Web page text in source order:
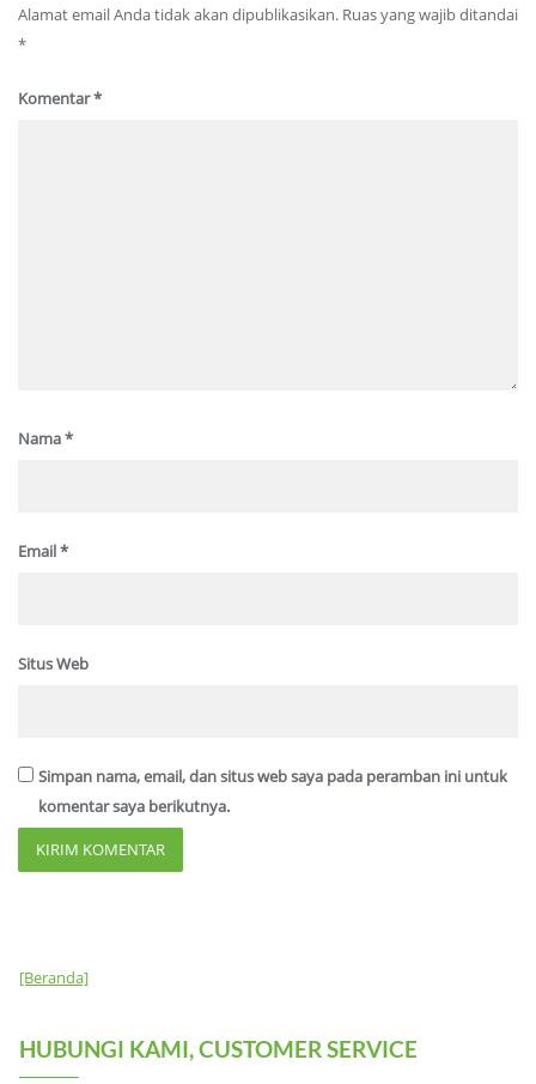
Alamat email Anda tidak akan dipublikasikan. Ruas yang wajib ditandai
*
Komentar*
Nama*
Email*
Situs Web
Simpan nama, email, dan situs web saya pada peramban ini untuk
komentar saya berikutnya.
[Beranda]
HUBUNGI KAMI, CUSTOMER SERVICE